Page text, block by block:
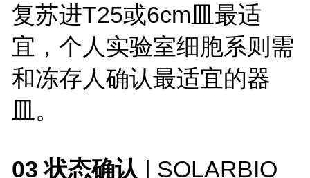
复苏进T25或6cm皿最适
宜，个人实验室细胞系则需
和冻存人确认最适宜的器
皿。
03 状态确认 | SOLARBIO